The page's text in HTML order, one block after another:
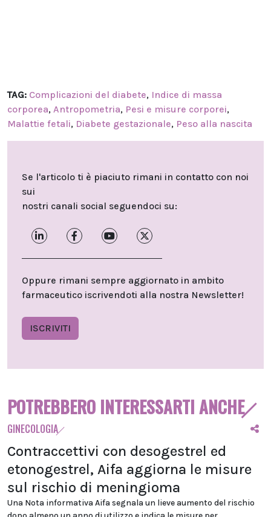
TAG: Complicazioni del diabete, Indice di massa
corporea, Antropometria, Pesi e misure corporei,
Malattie fetali, Diabete gestazionale, Peso alla nascita
Se l'articolo ti è piaciuto rimani in contatto con noi
sui
nostri canali social seguendoci su:
Oppure rimani sempre aggiornato in ambito
farmaceutico iscrivendoti alla nostra Newsletter!
ISCRIVITI
POTREBBERO INTERESSARTI ANCHE
GINECOLOGIA
Contraccettivi con desogestrel ed
etonogestrel, Aifa aggiorna le misure
sul rischio di meningioma
Una Nota informativa Aifa segnala un lieve aumento del rischio